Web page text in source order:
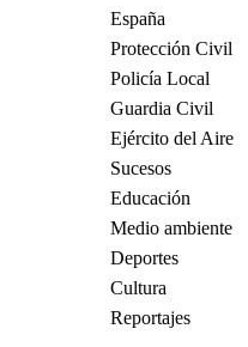
España
Protección Civil
Policía Local
Guardia Civil
Ejército del Aire
Sucesos
Educación
Medio ambiente
Deportes
Cultura
Reportajes